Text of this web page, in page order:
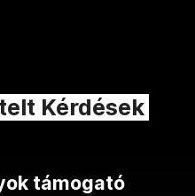
Kérdések
támogató